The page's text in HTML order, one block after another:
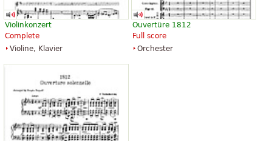
Violinkonzert
Complete
Violine, Klavier
Ouvertüre 1812
Full score
Orchester